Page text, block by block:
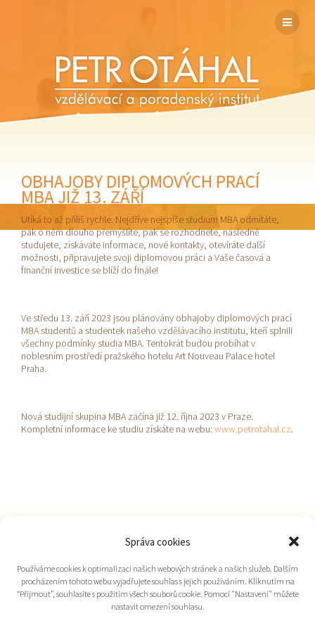
Správa cookies
Používáme cookies k optimalizaci našich webových stránek a našich služeb. Dalším
procházením tohoto webu vyjadřujete souhlas s jejich používáním. Kliknutím na
“Přijmout”, souhlasíte s použitím všech souborů cookie. Pomocí "Nastavení" můžete
nastavit omezení souhlasu.
OBHAJOBY DIPLOMOVÝCH PRACÍ
MBA JIŽ 13. ZÁŘÍ
Utíká to až příliš rychle. Nejdříve nejspíše studium MBA odmítáte,
pak o něm dlouho přemýšlíte, pak se rozhodnete, následně
studujete, získáváte informace, nové kontakty, otevíráte další
možnosti, připravujete svoji diplomovou práci a Vaše časová a
finanční investice se blíží do finále!
Ve středu 13. září 2023 jsou plánovány obhajoby diplomových prací
MBA studentů a studentek našeho vzdělávacího institutu, kteří splnili
všechny podmínky studia MBA. Tentokrát budou probíhat v
noblesním prostředí pražského hotelu Art Nouveau Palace hotel
Praha.
Nová studijní skupina MBA začíná již 12. října 2023 v Praze.
Kompletní informace ke studiu získáte na webu: www.petrotahal.cz.